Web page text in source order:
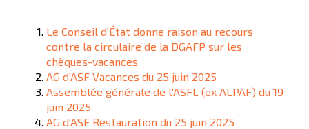
Le Conseil d'État donne raison au recours
contre la circulaire de la DGAFP sur les
chèques-vacances
AG d'ASF Vacances du 25 juin 2025
Assemblée générale de l'ASFL (ex ALPAF) du 19
juin 2025
AG d'ASF Restauration du 25 juin 2025